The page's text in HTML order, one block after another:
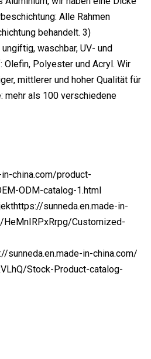
Alle Rahmen
behandelt. 3)
waschbar, UV- und
Polyester und Acryl. Wir
mittlerer und hoher Qualität für
mehr als 100 verschiedene
china.com/product-
ODM-catalog-1.html
sunneda.en.made-in-
Customized-
sunneda.en.made-in-china.com/
Stock-Product-catalog-